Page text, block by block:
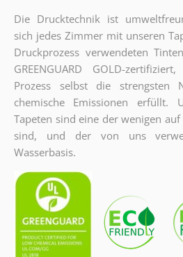
Die Drucktechnik ist
sich jedes Zimmer mit unseren
Druckprozess verwendeten
GREENGUARD GOLD-
Prozess selbst die strengsten
chemische Emissionen erfüllt.
Tapeten sind eine der wenigen
sind, und der von uns
Wasserbasis.